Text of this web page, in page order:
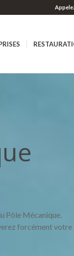
Pôle Mécanique.
forcément votre